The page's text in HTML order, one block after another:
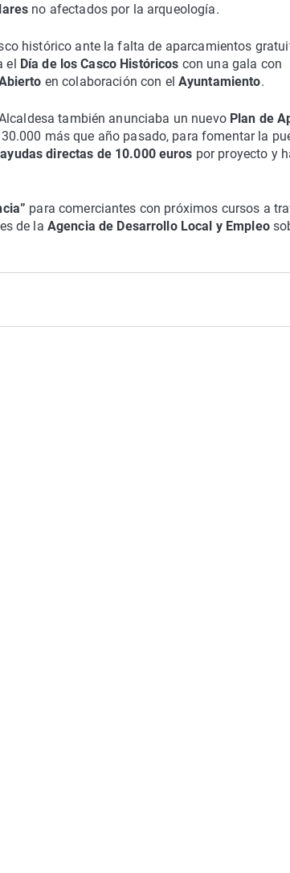
no afectados por la arqueología.
histórico ante la falta de aparcamientos
el Día de los Casco Históricos con una gala con
en colaboración con el Ayuntamiento.
también anunciaba un nuevo Plan de
30.000 más que año pasado, para fomentar la
ayudas directas de 10.000 euros por proyecto y
para comerciantes con próximos cursos a
de la Agencia de Desarrollo Local y Empleo